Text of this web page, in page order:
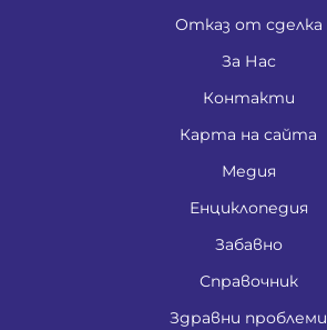
Отказ от сделка
За Нас
Контакти
Карта на сайта
Медия
Енциклопедия
Забавно
Справочник
Здравни проблеми